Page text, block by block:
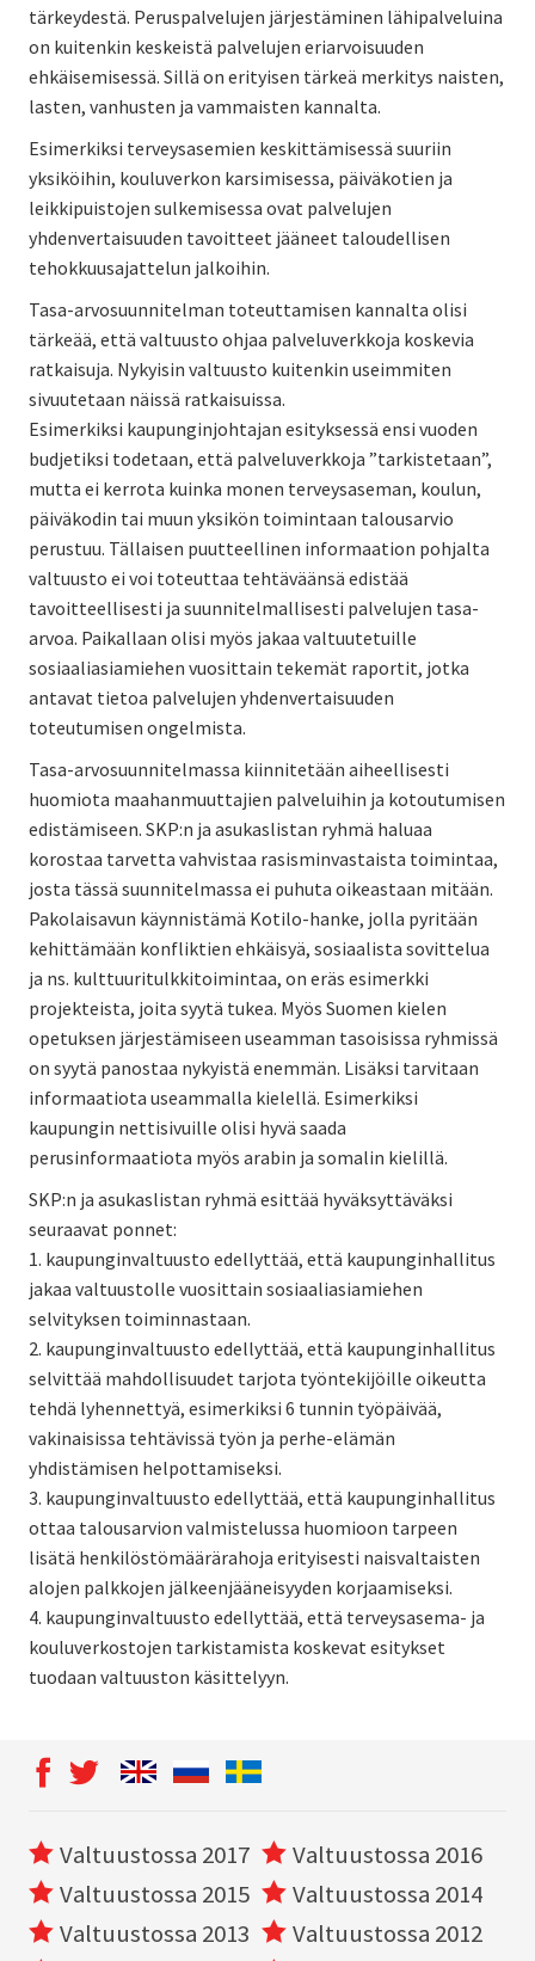
tärkeydestä. Peruspalvelujen järjestäminen lähipalveluina
on kuitenkin keskeistä palvelujen eriarvoisuuden
ehkäisemisessä. Sillä on erityisen tärkeä merkitys naisten,
lasten, vanhusten ja vammaisten kannalta.
Esimerkiksi terveysasemien keskittämisessä suuriin
yksiköihin, kouluverkon karsimisessa, päiväkotien ja
leikkipuistojen sulkemisessa ovat palvelujen
yhdenvertaisuuden tavoitteet jääneet taloudellisen
tehokkuusajattelun jalkoihin.
Tasa-arvosuunnitelman toteuttamisen kannalta olisi
tärkeää, että valtuusto ohjaa palveluverkkoja koskevia
ratkaisuja. Nykyisin valtuusto kuitenkin useimmiten
sivuutetaan näissä ratkaisuissa.
Esimerkiksi kaupunginjohtajan esityksessä ensi vuoden
budjetiksi todetaan, että palveluverkkoja ”tarkistetaan”,
mutta ei kerrota kuinka monen terveysaseman, koulun,
päiväkodin tai muun yksikön toimintaan talousarvio
perustuu. Tällaisen puutteellinen informaation pohjalta
valtuusto ei voi toteuttaa tehtäväänsä edistää
tavoitteellisesti ja suunnitelmallisesti palvelujen tasa-
arvoa. Paikallaan olisi myös jakaa valtuutetuille
sosiaaliasiamiehen vuosittain tekemät raportit, jotka
antavat tietoa palvelujen yhdenvertaisuuden
toteutumisen ongelmista.
Tasa-arvosuunnitelmassa kiinnitetään aiheellisesti
huomiota maahanmuuttajien palveluihin ja kotoutumisen
edistämiseen. SKP:n ja asukaslistan ryhmä haluaa
korostaa tarvetta vahvistaa rasisminvastaista toimintaa,
josta tässä suunnitelmassa ei puhuta oikeastaan mitään.
Pakolaisavun käynnistämä Kotilo-hanke, jolla pyritään
kehittämään konfliktien ehkäisyä, sosiaalista sovittelua
ja ns. kulttuuritulkkitoimintaa, on eräs esimerkki
projekteista, joita syytä tukea. Myös Suomen kielen
opetuksen järjestämiseen useamman tasoisissa ryhmissä
on syytä panostaa nykyistä enemmän. Lisäksi tarvitaan
informaatiota useammalla kielellä. Esimerkiksi
kaupungin nettisivuille olisi hyvä saada
perusinformaatiota myös arabin ja somalin kielillä.
SKP:n ja asukaslistan ryhmä esittää hyväksyttäväksi
seuraavat ponnet:
1. kaupunginvaltuusto edellyttää, että kaupunginhallitus
jakaa valtuustolle vuosittain sosiaaliasiamiehen
selvityksen toiminnastaan.
2. kaupunginvaltuusto edellyttää, että kaupunginhallitus
selvittää mahdollisuudet tarjota työntekijöille oikeutta
tehdä lyhennettyä, esimerkiksi 6 tunnin työpäivää,
vakinaisissa tehtävissä työn ja perhe-elämän
yhdistämisen helpottamiseksi.
3. kaupunginvaltuusto edellyttää, että kaupunginhallitus
ottaa talousarvion valmistelussa huomioon tarpeen
lisätä henkilöstömäärärahoja erityisesti naisvaltaisten
alojen palkkojen jälkeenjääneisyyden korjaamiseksi.
4. kaupunginvaltuusto edellyttää, että terveysasema- ja
kouluverkostojen tarkistamista koskevat esitykset
tuodaan valtuuston käsittelyyn.
Valtuustossa 2017
Valtuustossa 2016
Valtuustossa 2015
Valtuustossa 2014
Valtuustossa 2013
Valtuustossa 2012